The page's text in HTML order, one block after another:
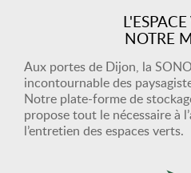
NOTRE
Aux portes de Dijon, la
incontournable des
Notre plate-forme de
propose tout le nécessaire à
l’entretien des espaces verts.